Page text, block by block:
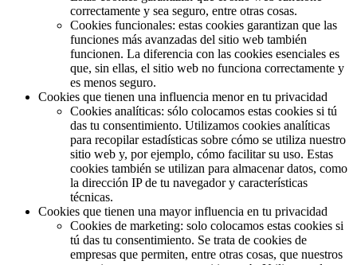
correctamente y sea seguro, entre otras cosas.
Cookies funcionales: estas cookies garantizan que las
funciones más avanzadas del sitio web también
funcionen. La diferencia con las cookies esenciales es
que, sin ellas, el sitio web no funciona correctamente y
es menos seguro.
Cookies que tienen una influencia menor en tu privacidad
Cookies analíticas: sólo colocamos estas cookies si tú
das tu consentimiento. Utilizamos cookies analíticas
para recopilar estadísticas sobre cómo se utiliza nuestro
sitio web y, por ejemplo, cómo facilitar su uso. Estas
cookies también se utilizan para almacenar datos, como
la dirección IP de tu navegador y características
técnicas.
Cookies que tienen una mayor influencia en tu privacidad
Cookies de marketing: solo colocamos estas cookies si
tú das tu consentimiento. Se trata de cookies de
empresas que permiten, entre otras cosas, que nuestros